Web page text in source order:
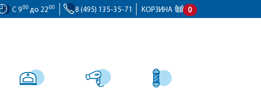
С 900 до 2200 8 (495) 135-35-71 КОРЗИНА 0